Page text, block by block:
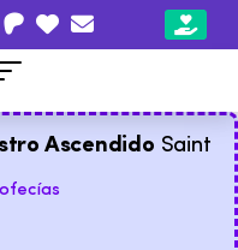
Ascendido Saint